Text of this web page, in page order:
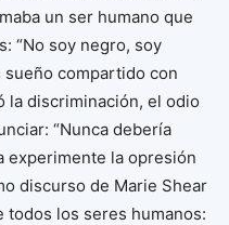
un ser humano que
“No soy negro, soy
sueño compartido con
la discriminación, el odio
“Nunca debería
experimente la opresión
discurso de Marie Shear
los seres humanos: